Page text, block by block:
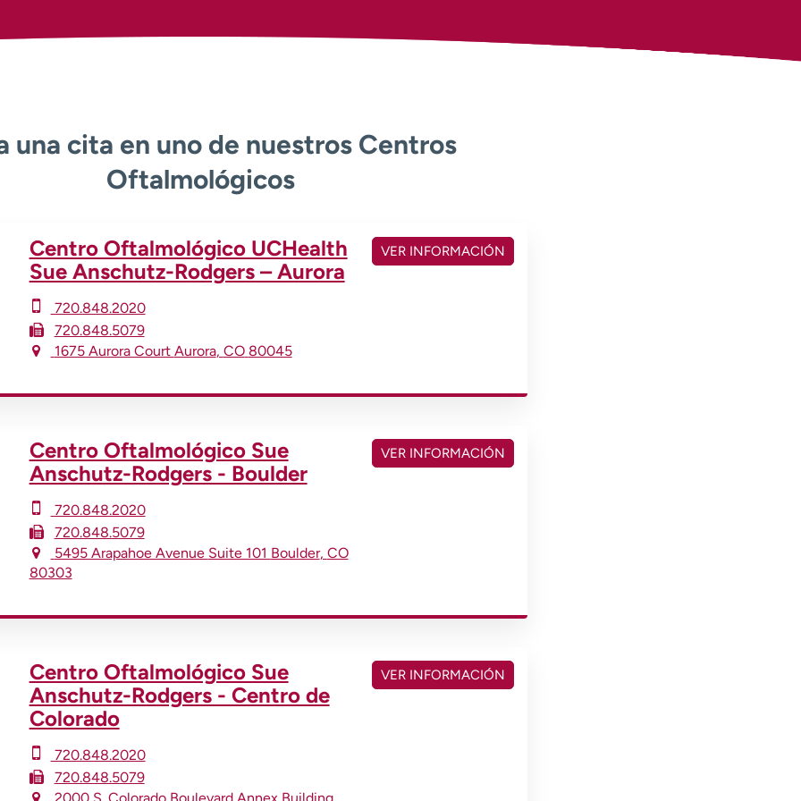
una cita en uno de nuestros Centros
Oftalmológicos
Centro Oftalmológico UCHealth
Sue Anschutz-Rodgers – Aurora
720.848.2020
720.848.5079
1675 Aurora Court Aurora, CO 80045
VER INFORMACIÓN
Centro Oftalmológico Sue
Anschutz-Rodgers - Boulder
720.848.2020
720.848.5079
5495 Arapahoe Avenue Suite 101 Boulder, CO
80303
VER INFORMACIÓN
Centro Oftalmológico Sue
Anschutz-Rodgers - Centro de
Colorado
720.848.2020
720.848.5079
VER INFORMACIÓN